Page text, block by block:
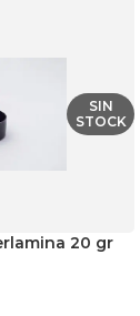
SIN
STOCK
20 gr